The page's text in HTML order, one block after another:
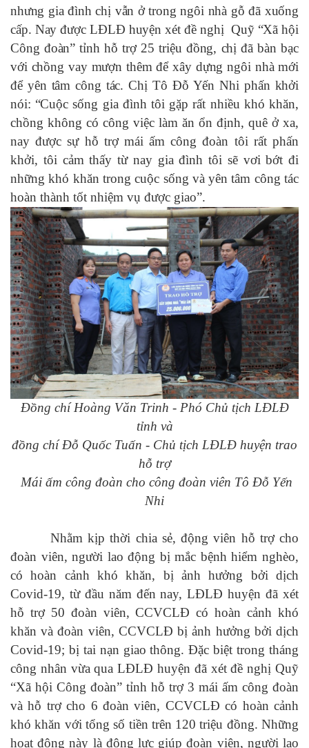
nhưng gia đình chị vẫn ở trong ngôi nhà gỗ đã xuống
cấp. Nay được LĐLĐ huyện xét đề nghị Quỹ “Xã hội
Công đoàn” tỉnh hỗ trợ 25 triệu đồng, chị đã bàn bạc
với chồng vay mượn thêm để xây dựng ngôi nhà mới
để yên tâm công tác. Chị Tô Đỗ Yến Nhi phấn khởi
nói: “Cuộc sống gia đình tôi gặp rất nhiều khó khăn,
chồng không có công việc làm ăn ổn định, quê ở xa,
nay được sự hỗ trợ mái ấm công đoàn tôi rất phấn
khởi, tôi cảm thấy từ nay gia đình tôi sẽ vơi bớt đi
những khó khăn trong cuộc sống và yên tâm công tác
hoàn thành tốt nhiệm vụ được giao”.
Đồng chí Hoàng Văn Trinh - Phó Chủ tịch LĐLĐ
tỉnh và
đồng chí Đỗ Quốc Tuấn - Chủ tịch LĐLĐ huyện trao
hỗ trợ
Mái ấm công đoàn cho công đoàn viên Tô Đỗ Yến
Nhi
Nhằmkịp thời chia sẻ, động viên hỗ trợ cho
đoàn viên, người lao động bị mắc bệnh hiểm nghèo,
có hoàn cảnh khó khăn, bị ảnh hưởng bởi dịch
Covid-19, từđầu năm đến nay, LĐLĐ huyện đãxét
hỗ trợ 50 đoàn viên, CCVCLĐ có hoàn cảnh khó
khăn và đoàn viên, CCVCLĐ bị ảnh hưởng bởi dịch
Covid-19; bị tai nạn giao thông. Đặc biệt trong tháng
công nhân vừa qua LĐLĐ huyện đã xét đề nghị Quỹ
“Xã hội Công đoàn” tỉnh hỗ trợ 3 mái ấm công đoàn
và hỗ trợ cho 6 đoàn viên, CCVCLĐ có hoàn cảnh
khó khăn với tổng số tiền trên 120 triệu đồng. Những
hoạt động này là động lực giúp đoàn viên, người lao